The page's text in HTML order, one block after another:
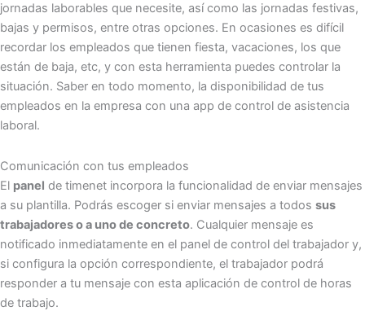
jornadas laborables que necesite, así como las jornadas festivas,
bajas y permisos, entre otras opciones. En ocasiones es difícil
recordar los empleados que tienen fiesta, vacaciones, los que
están de baja, etc, y con esta herramienta puedes controlar la
situación. Saber en todo momento, la disponibilidad de tus
empleados en la empresa con una app de control de asistencia
laboral.
Comunicación con tus empleados
El panel de timenet incorpora la funcionalidad de enviar mensajes
a su plantilla. Podrás escoger si enviar mensajes a todos sus
trabajadores o a uno de concreto. Cualquier mensaje es
notificado inmediatamente en el panel de control del trabajador y,
si configura la opción correspondiente, el trabajador podrá
responder a tu mensaje con esta aplicación de control de horas
de trabajo.